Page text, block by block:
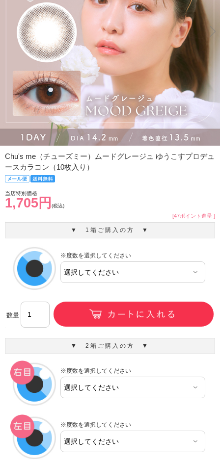
Chu's me（チューズミー）ムードグレージュ ゆうこすプロデュ
ースカラコン（10枚入り）
当店特別価格
1,705円 (税込)
[47ポイント進呈 ]
▼ 1箱ご購入の方 ▼
※度数を選択してください
数量
▼ 2箱ご購入の方 ▼
※度数を選択してください
※度数を選択してください